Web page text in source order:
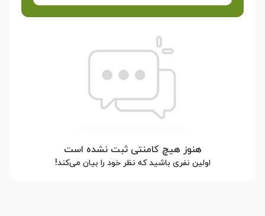
هنوز هیچ کامنتی ثبت نشده است
اولین نفری باشید که نظر خود را بیان می‌کند!